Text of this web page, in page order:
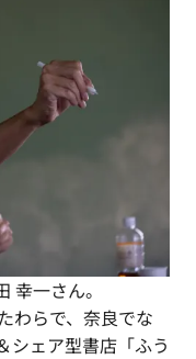
幸一さん。
わらで、奈良でな
シェア型書店「ふう